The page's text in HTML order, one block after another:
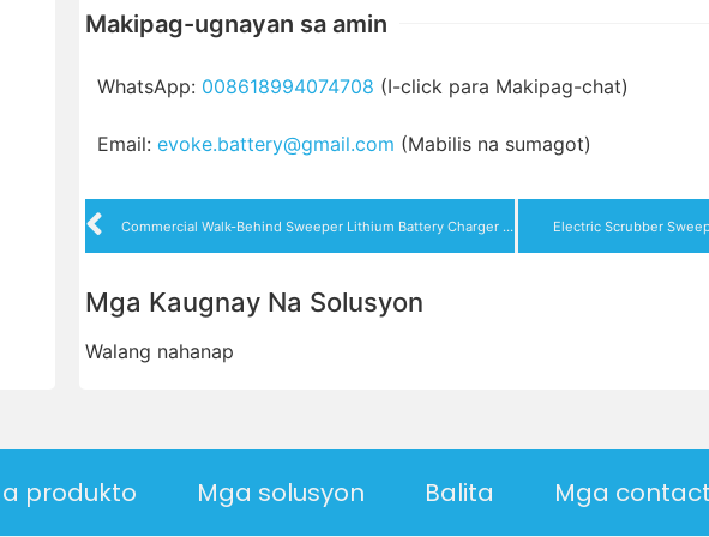
Makipag-ugnayan sa amin
WhatsApp: 008618994074708 (I-click para Makipag-chat)
Email: evoke.battery@gmail.com (Mabilis na sumagot)
Commercial Walk-Behind Sweeper Lithium Battery Charger 36V 18A 10A 5A Charger Electric Scrubber
Mga Kaugnay Na Solusyon
Walang nahanap
produkto Mga solusyon Balita Mga contact